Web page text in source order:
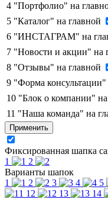
4 "Портфолио" на
5 "Каталог" на главной
6 "ИНСТАГРАМ" на
7 "Новости и акции" на
8 "Отзывы" на главной
9 "Форма консультации"
10 "Блок о компании" на
11 "Наша команда" на
Применить
Фиксированная шапка
1
2
Варианты шапок
1
2 3 4 5
12
13 14